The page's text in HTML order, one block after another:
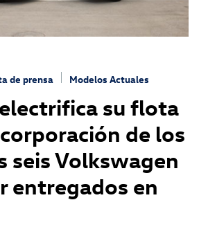
de prensa Modelos Actuales
su flota
de los
seis Volkswagen
entregados en